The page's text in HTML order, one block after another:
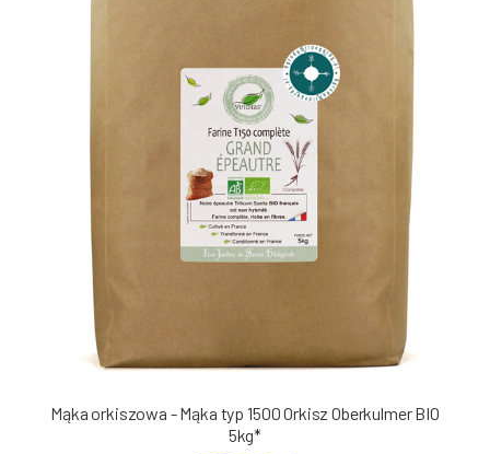
Mąka orkiszowa - Mąka typ 1500 Orkisz Oberkulmer BIO
5kg*